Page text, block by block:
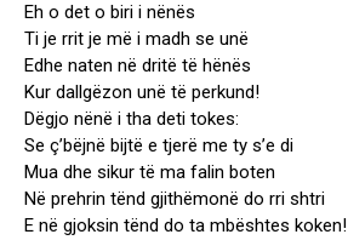
Eh o det o biri i nënës
Ti je rrit je më i madh se unë
Edhe naten në dritë të hënës
Kur dallgëzon unë të perkund!
Dëgjo nënë i tha deti tokes:
Se ç’bëjnë bijtë e tjerë me ty s’e di
Mua dhe sikur të ma falin boten
Në prehrin tënd gjithëmonë do rri shtri
E në gjoksin tënd do ta mbështes koken!